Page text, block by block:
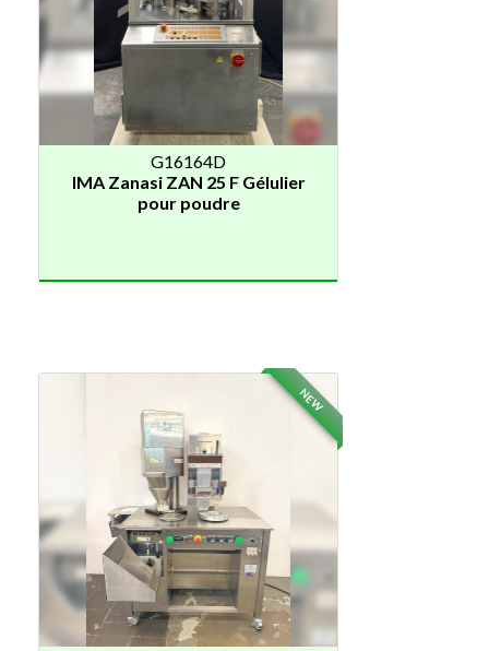
G16164D
IMA Zanasi ZAN 25 F Gélulier
pour poudre
NEW